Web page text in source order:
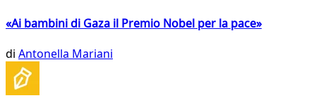
«Ai bambini di Gaza il Premio Nobel per la pace»
di Antonella Mariani